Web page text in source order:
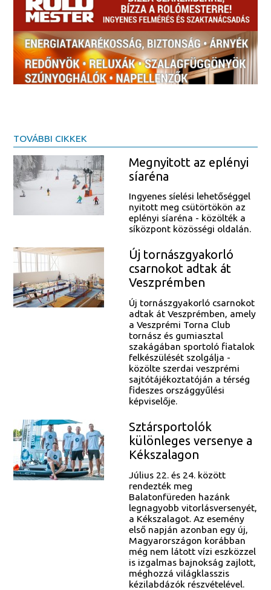
TOVÁBBI CIKKEK
Megnyitott az eplényi
síaréna
Ingyenes síelési lehetőséggel
nyitott meg csütörtökön az
eplényi síaréna - közölték a
síközpont közösségi oldalán.
Új tornászgyakorló
csarnokot adtak át
Veszprémben
Új tornászgyakorló csarnokot
adtak át Veszprémben, amely
a Veszprémi Torna Club
tornász és gumiasztal
szakágában sportoló fiatalok
felkészülését szolgálja -
közölte szerdai veszprémi
sajtótájékoztatóján a térség
fideszes országgyűlési
képviselője.
Sztársportolók
különleges versenye a
Kékszalagon
Július 22. és 24. között
rendezték meg
Balatonfüreden hazánk
legnagyobb vitorlásversenyét,
a Kékszalagot. Az esemény
első napján azonban egy új,
Magyarországon korábban
még nem látott vízi eszközzel
is izgalmas bajnokság zajlott,
méghozzá világklasszis
kézilabdázók részvételével.